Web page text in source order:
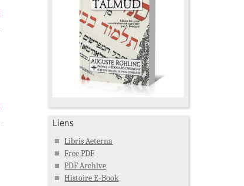
Liens
Libris Aeterna
Free PDF
PDF Archive
Histoire E-Book